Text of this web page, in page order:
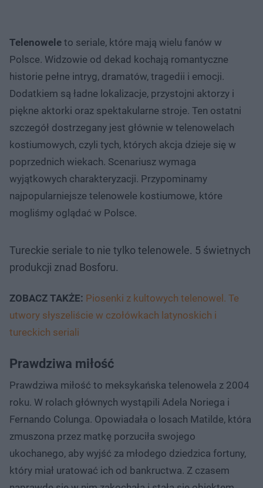
Telenowele to seriale, które mają wielu fanów w
Polsce. Widzowie od dekad kochają romantyczne
historie pełne intryg, dramatów, tragedii i emocji.
Dodatkiem są ładne lokalizacje, przystojni aktorzy i
piękne aktorki oraz spektakularne stroje. Ten ostatni
szczegół dostrzegany jest głównie w telenowelach
kostiumowych, czyli tych, których akcja dzieje się w
poprzednich wiekach. Scenariusz wymaga
wyjątkowych charakteryzacji. Przypominamy
najpopularniejsze telenowele kostiumowe, które
mogliśmy oglądać w Polsce.
Tureckie seriale to nie tylko telenowele. 5 świetnych
produkcji znad Bosforu.
ZOBACZ TAKŻE: Piosenki z kultowych telenowel. Te
utwory słyszeliście w czołówkach latynoskich i
tureckich seriali
Prawdziwa miłość
Prawdziwa miłość to meksykańska telenowela z 2004
roku. W rolach głównych wystąpili Adela Noriega i
Fernando Colunga. Opowiadała o losach Matilde, która
zmuszona przez matkę porzuciła swojego
ukochanego, aby wyjść za młodego dziedzica fortuny,
który miał uratować ich od bankructwa. Z czasem